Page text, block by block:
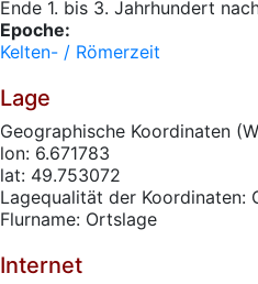
Ende 1. bis 3. Jahrhundert
Epoche:
Kelten- / Römerzeit
Lage
Geographische Koordinaten
lon: 6.671783
lat: 49.753072
Lagequalität der Koordinaten:
Flurname: Ortslage
Internet